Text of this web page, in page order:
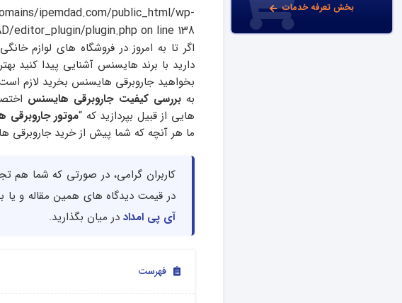
بخش تعرفه خدمات
ipemdad.com/public_html/wp-
editor_plugin/plugin.php on line 138
اگر تا به امروز در فروشگاه های لوازم
دارید با برند هایسنس آشنایی پیدا کنید
بخواهید جاروبرقی هایسنس بخرید لازم
بهبررسی کیفیت جاروبرقی هایسنس
هایی از قبیل بپردازید که “موتور
ما هر آنچه که شما پیش از خرید جاروبرقی
کاربران گرامی، در صورتی که شما هم
در قیمت دیدگاه های همین مقاله و
آی پی امداد در میان بگذارید.
فهرست